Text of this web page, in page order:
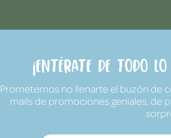
¡Entérate de todo lo
Prometemos no llenarte el buzón de
mails de promociones geniales, de